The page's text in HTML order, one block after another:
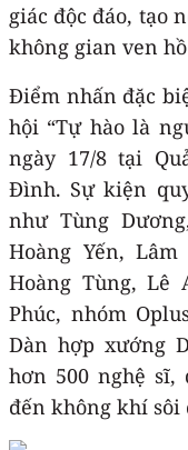
giác độc đáo, tạo
không gian ven
Điểm nhấn đặc
hội “Tự hào là
ngày 17/8 tại
Đình. Sự kiện
như Tùng
Hoàng Yến,
Hoàng Tùng, Lê
Phúc, nhóm
Dàn hợp xướng
hơn 500 nghệ sĩ,
đến không khí sôi